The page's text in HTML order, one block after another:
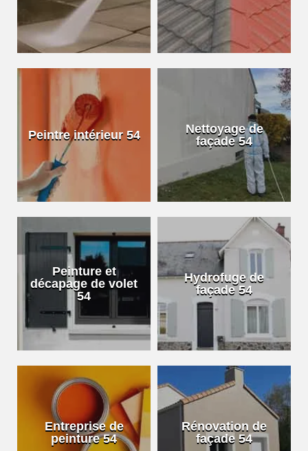
Peintre intérieur 54
Nettoyage de
façade 54
Peinture et
décapage de volet
54
Hydrofuge de
façade 54
Entreprise de
peinture 54
Rénovation de
façade 54